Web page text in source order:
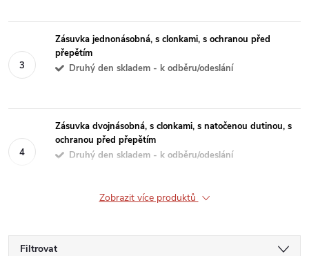
Zásuvka jednonásobná, s clonkami, s ochranou před
přepětím
Druhý den skladem - k odběru/odeslání
Zásuvka dvojnásobná, s clonkami, s natočenou dutinou, s
ochranou před přepětím
Druhý den skladem - k odběru/odeslání
Zobrazit více produktů
Filtrovat